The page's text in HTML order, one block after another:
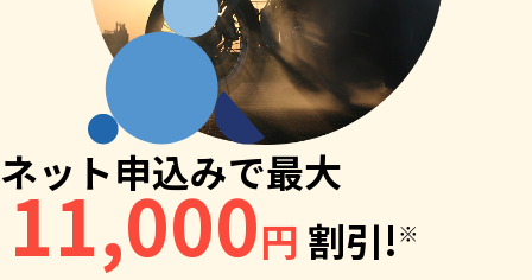
ネット申込みで最大
11,000円 割引! ※